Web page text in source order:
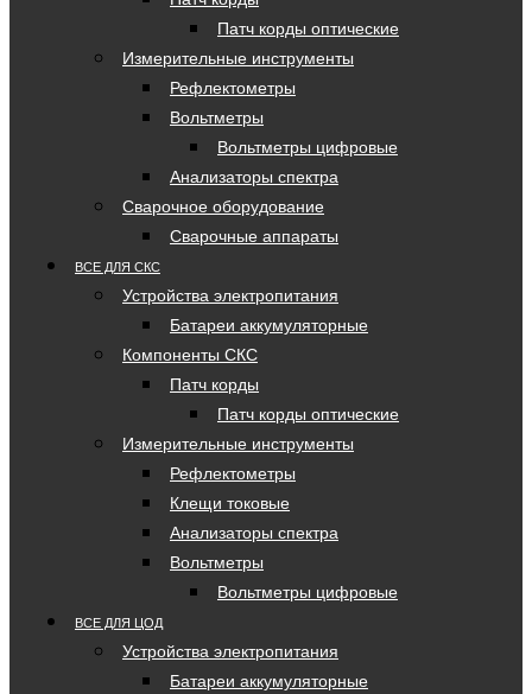
Патч корды оптические
Измерительные инструменты
Рефлектометры
Вольтметры
Вольтметры цифровые
Анализаторы спектра
Сварочное оборудование
Сварочные аппараты
ВСЕ ДЛЯ СКС
Устройства электропитания
Батареи аккумуляторные
Компоненты СКС
Патч корды
Патч корды оптические
Измерительные инструменты
Рефлектометры
Клещи токовые
Анализаторы спектра
Вольтметры
Вольтметры цифровые
ВСЕ ДЛЯ ЦОД
Устройства электропитания
Батареи аккумуляторные